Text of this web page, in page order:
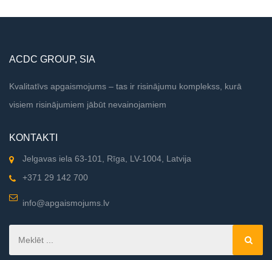
ACDC GROUP, SIA
Kvalitatīvs apgaismojums – tas ir risinājumu komplekss, kurā
visiem risinājumiem jābūt nevainojamiem
KONTAKTI
Jelgavas iela 63-101, Rīga, LV-1004, Latvija
+371 29 142 700
info@apgaismojums.lv